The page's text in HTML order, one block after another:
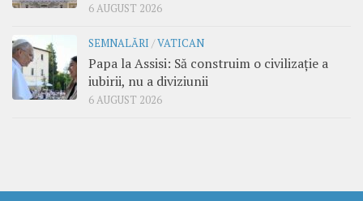
6 AUGUST 2026
SEMNALĂRI /VATICAN
Papa la Assisi: Să construim o civilizație a
iubirii, nu a diviziunii
6 AUGUST 2026